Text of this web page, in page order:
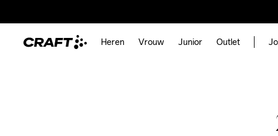
Heren Vrouw Junior Outlet